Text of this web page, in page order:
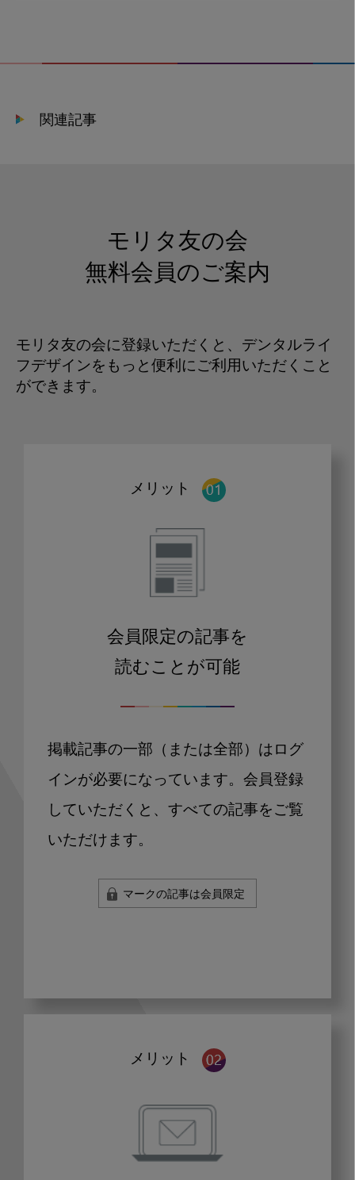
関連記事
モリタ友の会
無料会員のご案内
モリタ友の会に登録いただくと、デンタルライ
フデザインをもっと便利にご利用いただくこと
ができます。
メリット
会員限定の記事を
読むことが可能
掲載記事の一部（または全部）はログ
インが必要になっています。会員登録
していただくと、すべての記事をご覧
いただけます。
マークの記事は会員限定
メリット